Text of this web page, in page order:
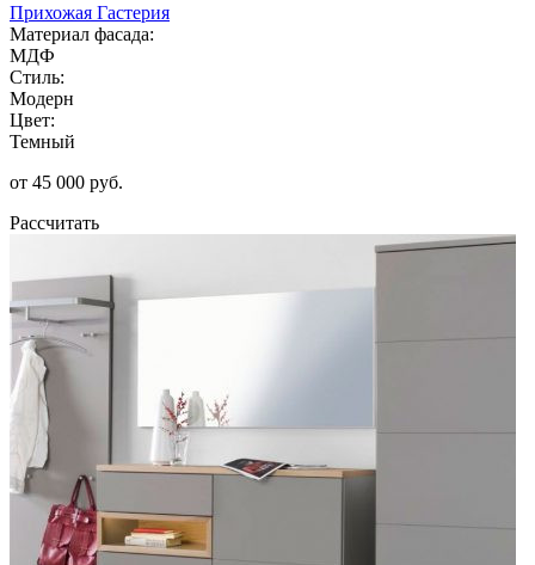
Прихожая Гастерия
Материал фасада:
МДФ
Стиль:
Модерн
Цвет:
Темный
от 45 000 руб.
Рассчитать